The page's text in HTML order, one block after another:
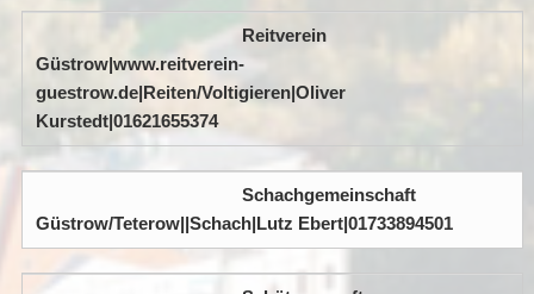
Reitverein
Güstrow|www.reitverein-
guestrow.de|Reiten/Voltigieren|Oliver
Kurstedt|01621655374
Schachgemeinschaft
Güstrow/Teterow||Schach|Lutz Ebert|01733894501